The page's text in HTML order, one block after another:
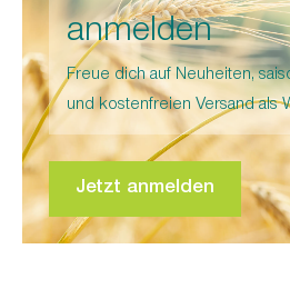
anmelden
Freue dich auf Neuheiten,
und kostenfreien Versand als
Jetzt anmelden